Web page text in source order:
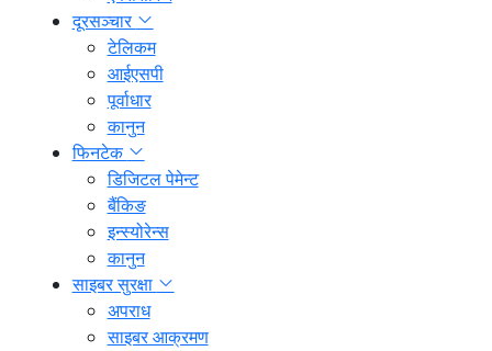
दूरसञ्चार
टेलिकम
आईएसपी
पूर्वाधार
कानुन
फिनटेक
डिजिटल पेमेन्ट
बैंकिङ
इन्स्योरेन्स
कानुन
साइबर सुरक्षा
अपराध
साइबर आक्रमण